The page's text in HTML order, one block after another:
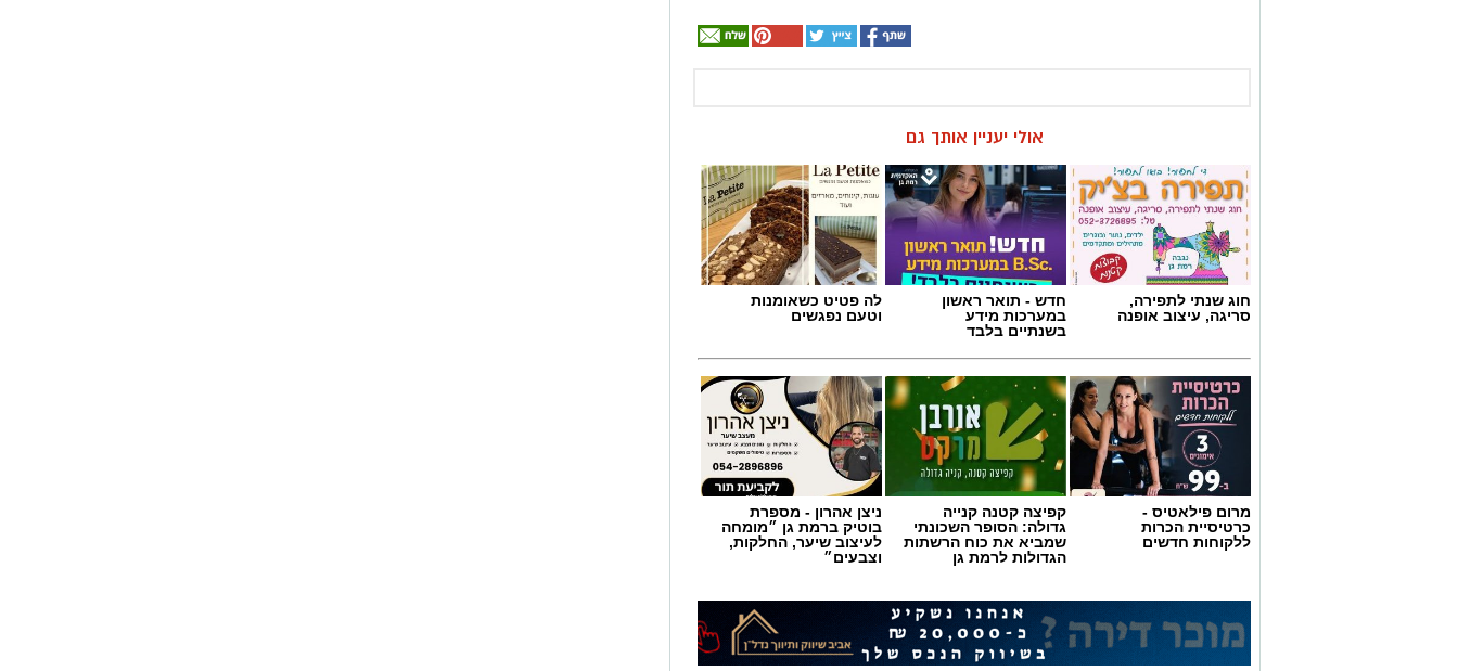
אולי יעניין אותך גם
חוג שנתי לתפירה,
סריגה, עיצוב אופנה
חדש - תואר ראשון
במערכות מידע
בשנתיים בלבד
לה פטיט כשאומנות
וטעם נפגשים
מרום פילאטיס -
כרטיסיית הכרות
ללקוחות חדשים
קפיצה קטנה קנייה
גדולה: הסופר השכונתי
שמביא את כוח הרשתות
הגדולות לרמת גן
ניצן אהרון - מספרת
בוטיק ברמת גן ״מומחה
לעיצוב שיער, החלקות,
וצבעים״